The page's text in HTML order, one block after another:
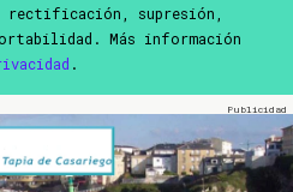
rectificación, supresión,
Más información
.